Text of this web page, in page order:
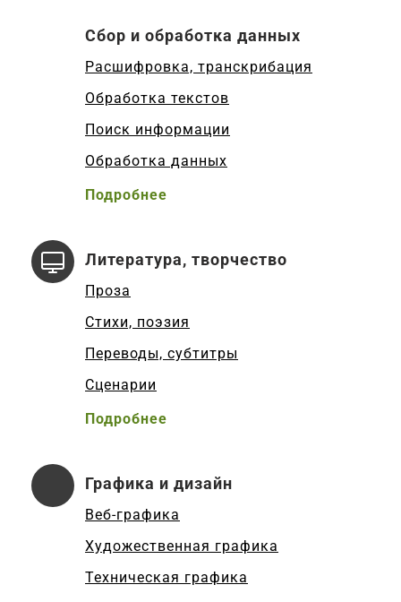
Сбор и обработка данных
Расшифровка, транскрибация
Обработка текстов
Поиск информации
Обработка данных
Подробнее
Литература, творчество
Проза
Стихи, поэзия
Переводы, субтитры
Сценарии
Подробнее
Графика и дизайн
Веб-графика
Художественная графика
Техническая графика